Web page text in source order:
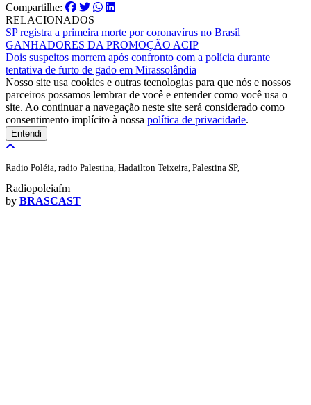
Compartilhe:
RELACIONADOS
SP registra a primeira morte por coronavírus no Brasil
GANHADORES DA PROMOÇÃO ACIP
Dois suspeitos morrem após confronto com a polícia durante
tentativa de furto de gado em Mirassolândia
Nosso site usa cookies e outras tecnologias para que nós e nossos
parceiros possamos lembrar de você e entender como você usa o
site. Ao continuar a navegação neste site será considerado como
consentimento implícito à nossa política de privacidade.
Entendi
Radio Poléia, radio Palestina, Hadailton Teixeira, Palestina SP,
Radiopoleiafm
by BRASCAST